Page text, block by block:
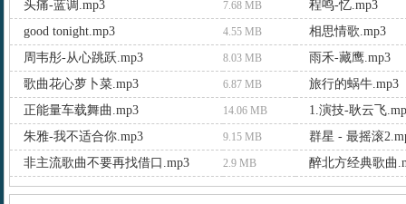
头痛-蓝调.mp3
7.68 MB
程鸣-忆.mp3
good tonight.mp3
4.55 MB
相思情歌.mp3
周韦彤-从心跳跃.mp3
8.03 MB
雨禾-藏鹰.mp3
歌曲花心萝卜菜.mp3
6.87 MB
旅行的蜗牛.mp3
正能量车载舞曲.mp3
14.06 MB
1.演技-耿云飞
朱雅-我不适合你.mp3
9.15 MB
群星 - 最摇滚
非主流歌曲不要再找借口.mp3
2.9 MB 醉北方经典歌曲